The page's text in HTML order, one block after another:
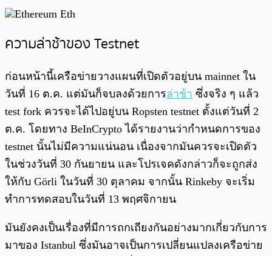
ความล่าช้าของ Testnet
ก่อนหน้านี้เครือข่ายวางแผนที่เปิดตัวอยู่บน mainnet ใน
วันที่ 16 ต.ค. แต่มันก็จบลงด้วยการล่าช้า ซึ่งจริง ๆ แล้ว
test fork ควรจะได้ไปอยู่บน Ropsten testnet ตั้งแต่วันที่ 2
ต.ค. โดยทาง BeInCrypto ได้รายงานว่ากำหนดการของ
testnet นั้นไม่มีความแน่นอน เนื่องจากมันควรจะเปิดตัว
ในช่วงวันที่ 30 กันยายน และโปรเจคดังกล่าวก็จะถูกส่ง
ให้กับ Görli ในวันที่ 30 ตุลาคม จากนั้น Rinkeby จะเริ่ม
ทำการทดสอบในวันที่ 13 พฤศจิกายน
มันยังคงเป็นเรื่องที่มีการถกเถียงกันอย่างมากเกี่ยวกับการ
มาของ Istanbul ซึ่งมันอาจเป็นการเปลี่ยนแปลงเครือข่าย